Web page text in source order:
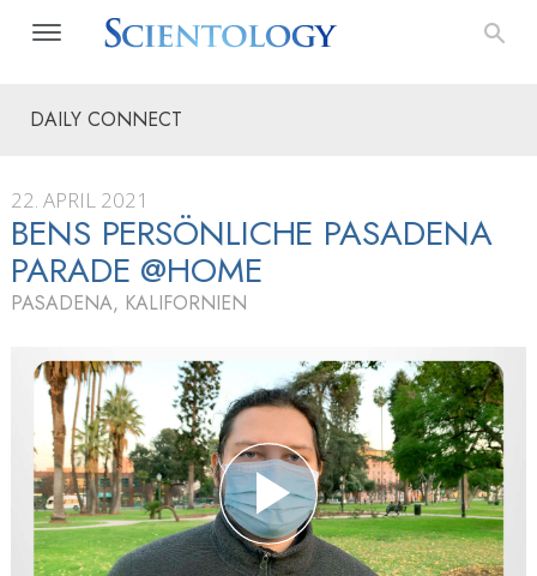
DAILY CONNECT
22. APRIL 2021
BENS PERSÖNLICHE PASADENA
PARADE @HOME
PASADENA, KALIFORNIEN